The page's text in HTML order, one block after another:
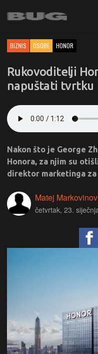
BIZNIS OSOBE HONOR
Rukovoditelji
napuštati tvrtku
Nakon što je George
Honora, za njim su
direktor marketinga
Matej
četvrtak, 23.